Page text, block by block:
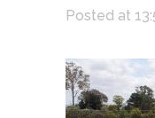
Posted at